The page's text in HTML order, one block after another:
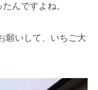
んですよね。
願いして、いちご大